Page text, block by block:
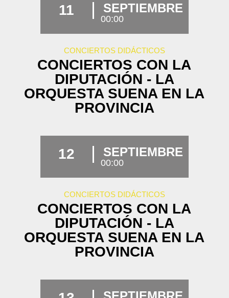
11 SEPTIEMBRE
00:00
CONCIERTOS DIDÁCTICOS
CONCIERTOS CON LA
DIPUTACIÓN - LA
ORQUESTA SUENA EN LA
PROVINCIA
12 SEPTIEMBRE
00:00
CONCIERTOS DIDÁCTICOS
CONCIERTOS CON LA
DIPUTACIÓN - LA
ORQUESTA SUENA EN LA
PROVINCIA